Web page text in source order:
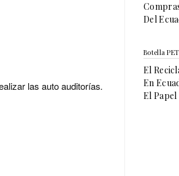
las auto auditorías.
Del
Botella PET
El
En
El Papel